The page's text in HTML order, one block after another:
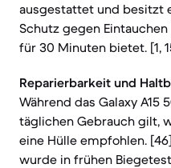
ausgestattet und besitzt
Schutz gegen
für 30 Minuten bietet. [1,
Reparierbarkeit und
Während das Galaxy A15
täglichen Gebrauch gilt,
eine Hülle empfohlen.
wurde in frühen